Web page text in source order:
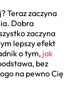
Teraz zaczyna
Dobra
zaczyna
lepszy efekt
o tym, jak
bez
na pewno Cię